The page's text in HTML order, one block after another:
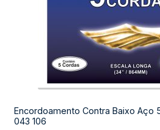
Encordoamento Contra Baixo Aço
043 106